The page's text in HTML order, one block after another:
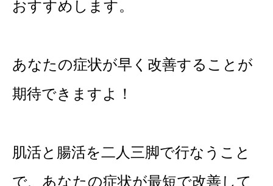
おすすめします。
あなたの症状が早く改善することが
期待できますよ！
肌活と腸活を二人三脚で行なうこと
で、あなたの症状が最短で改善して